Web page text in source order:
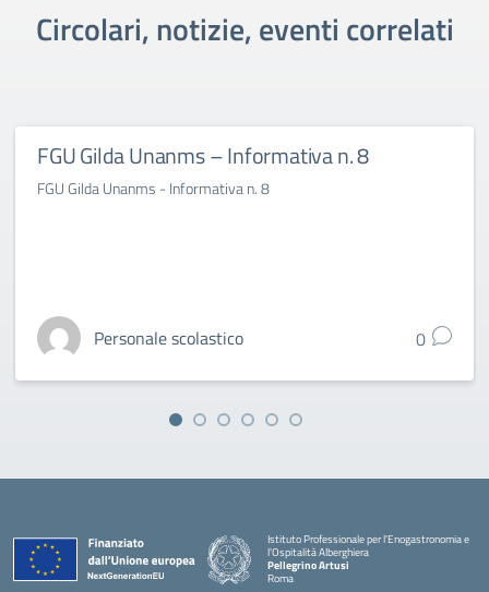
Circolari, notizie, eventi correlati
FGU Gilda Unanms – Informativa n. 8
FGU Gilda Unanms - Informativa n. 8
Personale scolastico 0
Istituto Professionale per l'Enogastronomia e
l'Ospitalità Alberghiera
Pellegrino Artusi
Roma